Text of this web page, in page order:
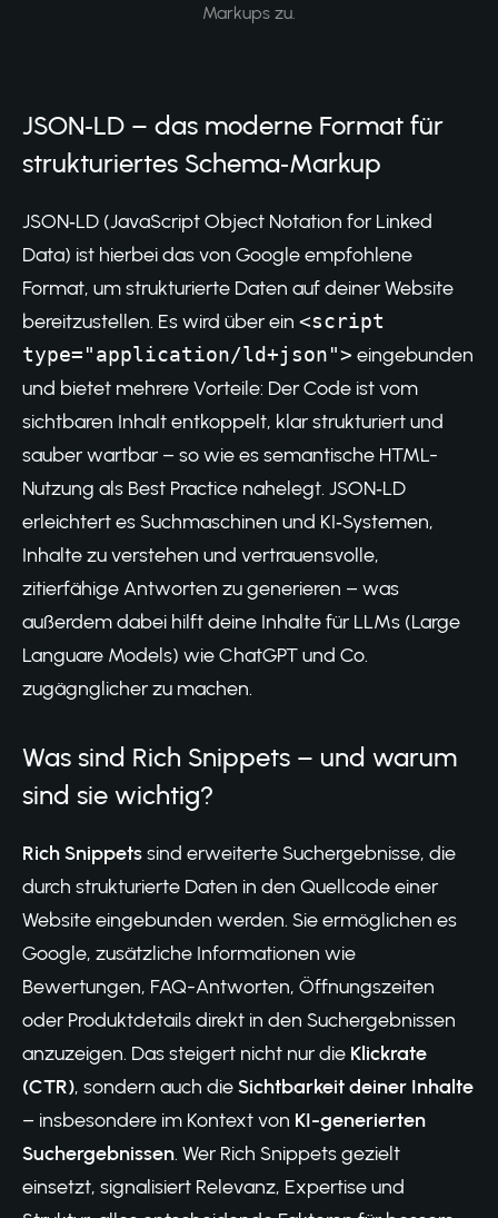
Markups zu.
JSON‑LD – das moderne Format für
strukturiertes Schema‑Markup
JSON‑LD (JavaScript Object Notation for Linked
Data) ist hierbei das von Google empfohlene
Format, um strukturierte Daten auf deiner Website
bereitzustellen. Es wird über ein <script
type="application/ld+json"> eingebunden
und bietet mehrere Vorteile: Der Code ist vom
sichtbaren Inhalt entkoppelt, klar strukturiert und
sauber wartbar – so wie es semantische HTML-
Nutzung als Best Practice nahelegt. JSON‑LD
erleichtert es Suchmaschinen und KI‑Systemen,
Inhalte zu verstehen und vertrauensvolle,
zitierfähige Antworten zu generieren – was
außerdem dabei hilft deine Inhalte für LLMs (Large
Languare Models) wie ChatGPT und Co.
zugägnglicher zu machen.
Was sind Rich Snippets – und warum
sind sie wichtig?
Rich Snippetssind erweiterte Suchergebnisse, die
durch strukturierte Daten in den Quellcode einer
Website eingebunden werden. Sie ermöglichen es
Google, zusätzliche Informationen wie
Bewertungen, FAQ-Antworten, Öffnungszeiten
oder Produktdetails direkt in den Suchergebnissen
anzuzeigen. Das steigert nicht nur die Klickrate
(CTR), sondern auch dieSichtbarkeit deiner Inhalte
– insbesondere im Kontext von KI-generierten
Suchergebnissen. Wer Rich Snippets gezielt
einsetzt, signalisiert Relevanz, Expertise und